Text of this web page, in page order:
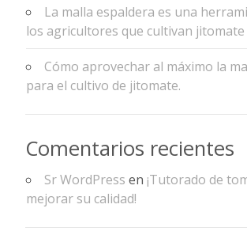
La malla espaldera es una
los agricultores que cultivan jitomate
Cómo aprovechar al máximo la
para el cultivo de jitomate.
Comentarios recientes
Sr WordPress en ¡Tutorado de
mejorar su calidad!